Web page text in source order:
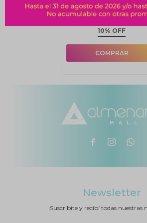
$ 108 $ 120
10% OFF
  
Newsletter
¡Suscribite y recibí todas nuestras